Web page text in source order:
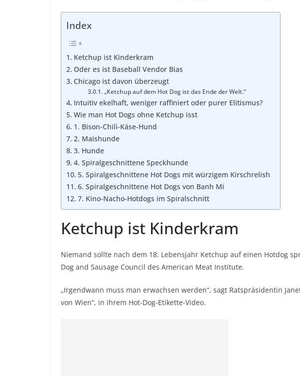
Index
Ketchup ist Kinderkram
Oder es ist Baseball Vendor Bias
Chicago ist davon überzeugt
„Ketchup auf dem Hot Dog ist das Ende der Welt.“
Intuitiv ekelhaft, weniger raffiniert oder purer Elitismus?
Wie man Hot Dogs ohne Ketchup isst
1. Bison-Chili-Käse-Hund
2. Maishunde
3. Hunde
4. Spiralgeschnittene Speckhunde
5. Spiralgeschnittene Hot Dogs mit würzigem Kirschrelish
6. Spiralgeschnittene Hot Dogs von Banh Mi
7. Kino-Nacho-Hotdogs im Spiralschnitt
Ketchup ist Kinderkram
Niemand sollte nach dem 18. Lebensjahr Ketchup auf einen Hotdog
Dog and Sausage Council des American Meat Institute.
„Irgendwann muss man erwachsen werden“, sagt Ratspräsidentin
von Wien“, in ihrem Hot-Dog-Etikette-Video.